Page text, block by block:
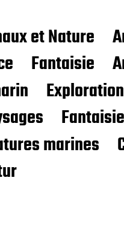
et Nature
Fantaisie
marines